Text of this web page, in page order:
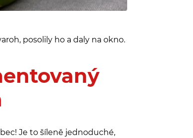
posolily ho a daly na okno.
Je to šíleně jednoduché,